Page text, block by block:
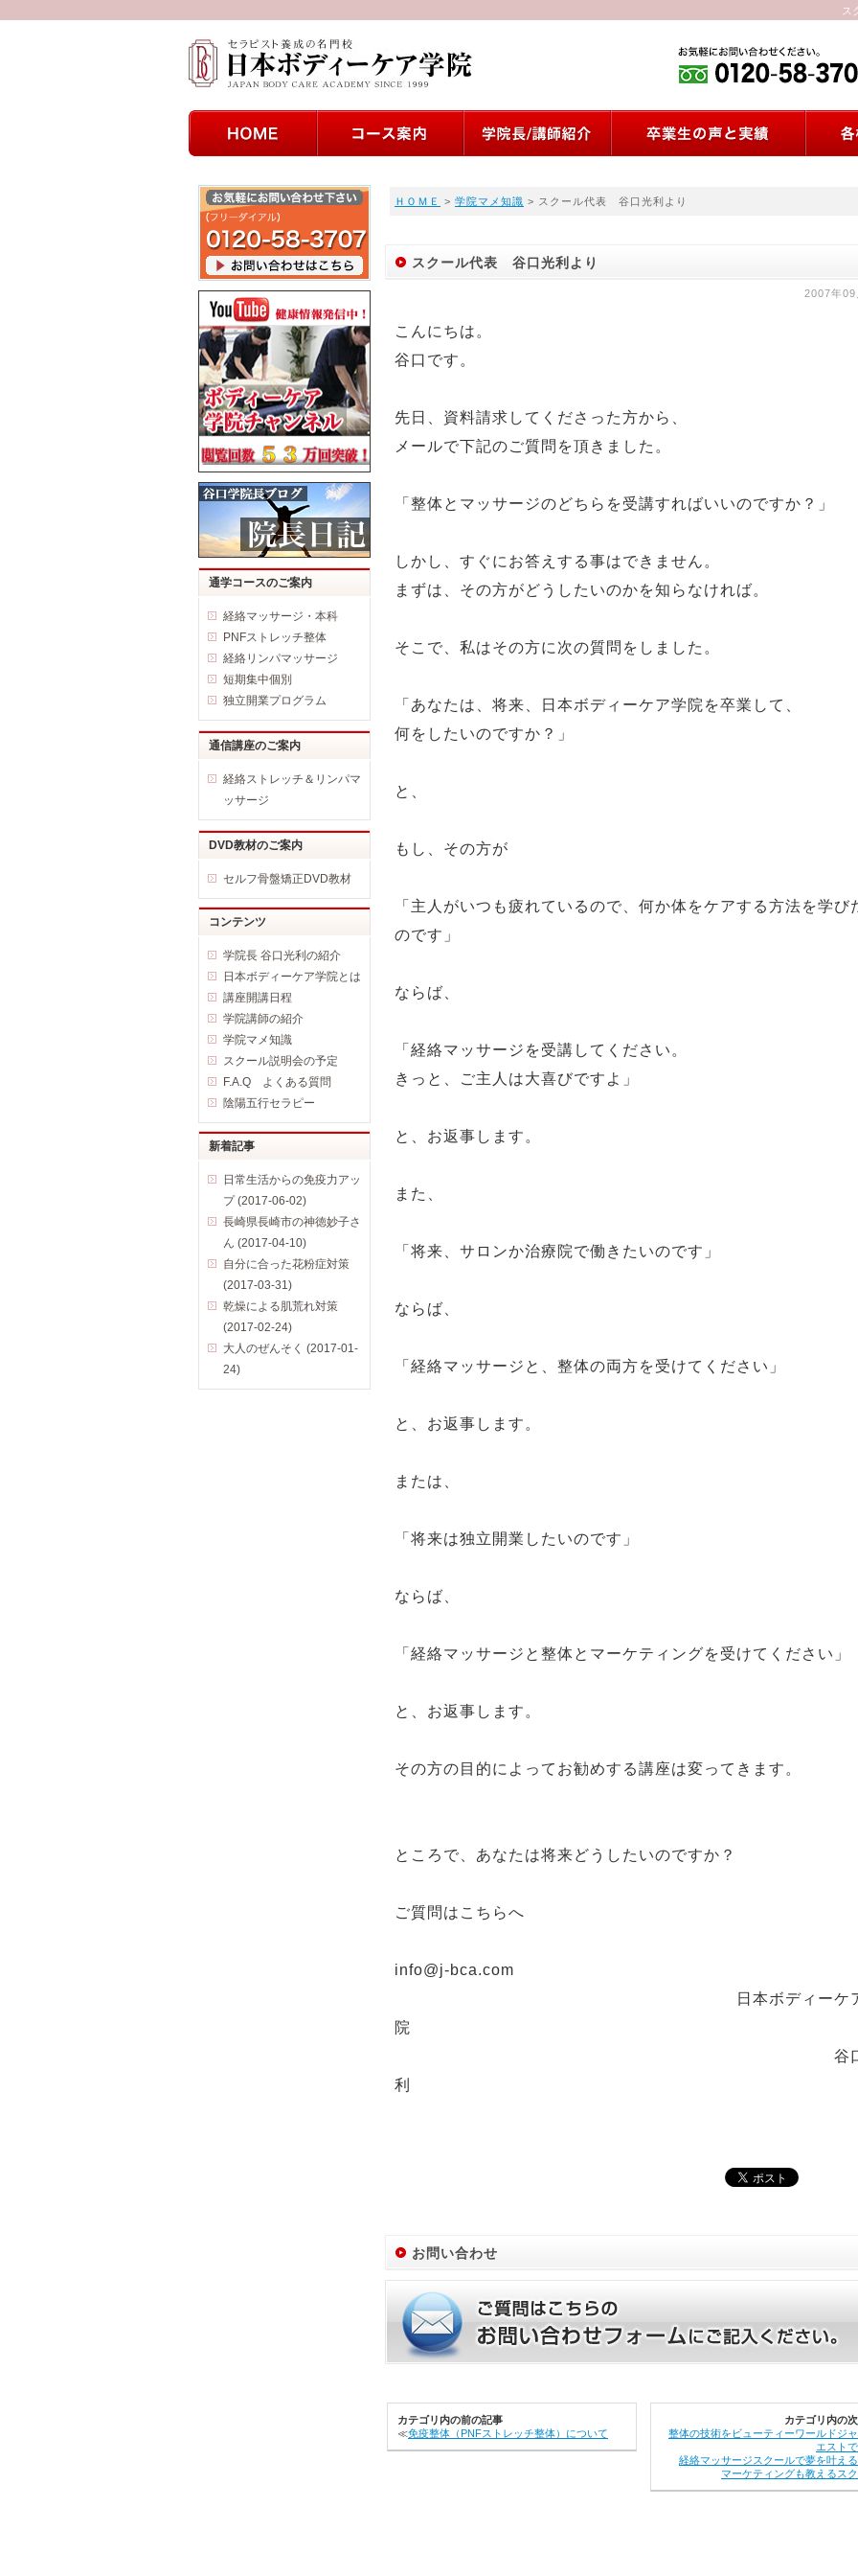
ス
ＨＯＭＥ > 学院マメ知識 > スクール代表 谷口光利より
スクール代表 谷口光利より
2007年09
こんにちは。
谷口です。
先日、資料請求してくださった方から、
メールで下記のご質問を頂きました。
「整体とマッサージのどちらを受講すればいいのですか？」
しかし、すぐにお答えする事はできません。
まずは、その方がどうしたいのかを知らなければ。
そこで、私はその方に次の質問をしました。
「あなたは、将来、日本ボディーケア学院を卒業して、
何をしたいのですか？」
と、
もし、その方が
「主人がいつも疲れているので、何か体をケアする方法を学び
のです」
ならば、
「経絡マッサージを受講してください。
きっと、ご主人は大喜びですよ」
と、お返事します。
また、
「将来、サロンか治療院で働きたいのです」
ならば、
「経絡マッサージと、整体の両方を受けてください」
と、お返事します。
または、
「将来は独立開業したいのです」
ならば、
「経絡マッサージと整体とマーケティングを受けてください」
と、お返事します。
その方の目的によってお勧めする講座は変ってきます。
ところで、あなたは将来どうしたいのですか？
ご質問はこちらへ
info@j-bca.com
日本ボディーケア
院
谷口
利
お問い合わせ
カテゴリ内の前の記事
≪免疫整体（PNFストレッチ整体）について
カテゴリ内の
整体の技術をビューティーワールドジ
エスト
経絡マッサージスクールで夢を叶え
マーケティングも教えるス
通学コースのご案内
経絡マッサージ・本科
PNFストレッチ整体
経絡リンパマッサージ
短期集中個別
独立開業プログラム
通信講座のご案内
経絡ストレッチ＆リンパマ
ッサージ
DVD教材のご案内
セルフ骨盤矯正DVD教材
コンテンツ
学院長 谷口光利の紹介
日本ボディーケア学院とは
講座開講日程
学院講師の紹介
学院マメ知識
スクール説明会の予定
F.A.Q よくある質問
陰陽五行セラピー
新着記事
日常生活からの免疫力アッ
プ (2017-06-02)
長崎県長崎市の神徳妙子さ
ん (2017-04-10)
自分に合った花粉症対策
(2017-03-31)
乾燥による肌荒れ対策
(2017-02-24)
大人のぜんそく (2017-01-
24)